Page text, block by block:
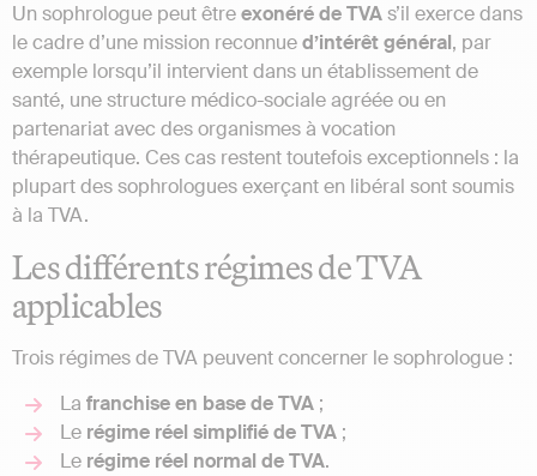
Un sophrologue peut êtreexonéré de TVAs’il exerce dans
le cadre d’une mission reconnued’intérêtgénéral, par
exemple lorsqu’il intervient dans un établissement de
santé, une structure médico-sociale agréée ou en
partenariat avec des organismes à vocation
thérapeutique. Ces cas restent toutefois exceptionnels : la
plupart des sophrologues exerçant en libéral sont soumis
à la TVA.
Les différents régimes de TVA
applicables
Trois régimes de TVA peuvent concerner le sophrologue :
La franchise en base de TVA ;
Le régime réel simplifié de TVA ;
Le régime réel normal de TVA.